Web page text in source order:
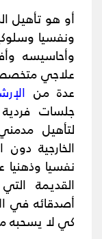
أو هو تأهيل
ونفسيا
وأحاسيسه
علاجي
عدة من
جلسات
لتأهيل
الخارجية
نفسيا وذهنيا
القديمة
أصدقائه في
كي لا يسحبه